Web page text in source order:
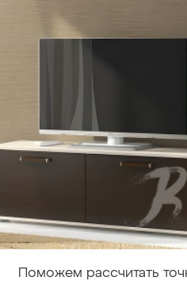
Поможем рассчитать